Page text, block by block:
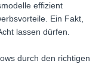
effizient
Ein Fakt,
lassen dürfen.
durch den richtigen